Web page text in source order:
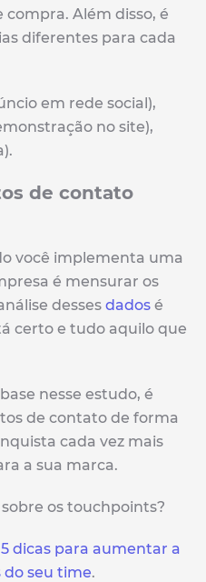
Além disso, é
diferentes para cada
em rede social),
no site),
de contato
você implementa uma
é mensurar os
desses dados é
certo e tudo aquilo que
nesse estudo, é
de contato de forma
cada vez mais
a sua marca.
os touchpoints?
5 dicas para aumentar a
seu time.